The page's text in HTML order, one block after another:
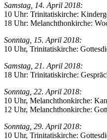
Samstag, 14. April 2018:
10 Uhr: Trinitatiskirche:
18 Uhr: Melanchthonkirche:
Sonntag, 15. April 2018:
10 Uhr, Trinitatiskirche:
Samstag, 21. April 2018:
18 Uhr: Trinitatiskirche:
Sonntag, 22. April 2018:
10 Uhr, Melanchthonkirche:
12 Uhr, Melanchthonkirche:
Sonntag, 29. April 2018:
10 Uhr, Trinitatiskirche: